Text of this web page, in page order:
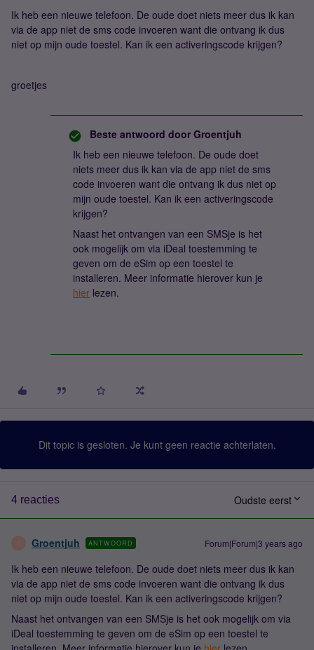
Ik heb een nieuwe telefoon. De oude doet niets meer dus ik kan
via de app niet de sms code invoeren want die ontvang ik dus
niet op mijn oude toestel. Kan ik een activeringscode krijgen?
groetjes
Beste antwoord door Groentjuh
Ik heb een nieuwe telefoon. De oude doet
niets meer dus ik kan via de app niet de sms
code invoeren want die ontvang ik dus niet op
mijn oude toestel. Kan ik een activeringscode
krijgen?
Naast het ontvangen van een SMSje is het
ook mogelijk om via iDeal toestemming te
geven om de eSim op een toestel te
installeren. Meer informatie hierover kun je
hier lezen.
Dit topic is gesloten. Je kunt geen reactie achterlaten.
4 reacties Oudste eerst
G Groentjuh ANTWOORD Forum|Forum|3 years ago
Ik heb een nieuwe telefoon. De oude doet niets meer dus ik kan
via de app niet de sms code invoeren want die ontvang ik dus
niet op mijn oude toestel. Kan ik een activeringscode krijgen?
Naast het ontvangen van een SMSje is het ook mogelijk om via
iDeal toestemming te geven om de eSim op een toestel te